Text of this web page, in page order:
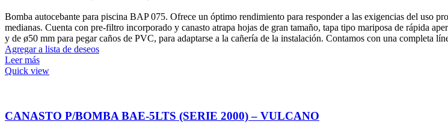
Bomba autocebante para piscina BAP 075. Ofrece un óptimo rendimiento para responder a las exigencias del uso
medianas. Cuenta con pre-filtro incorporado y canasto atrapa hojas de gran tamaño, tapa tipo mariposa de rápida
y de ø50 mm para pegar caños de PVC, para adaptarse a la cañería de la instalación. Contamos con una completa
Agregar a lista de deseos
Leer más
Quick view
CANASTO P/BOMBA BAE-5LTS (SERIE 2000) – VULCANO